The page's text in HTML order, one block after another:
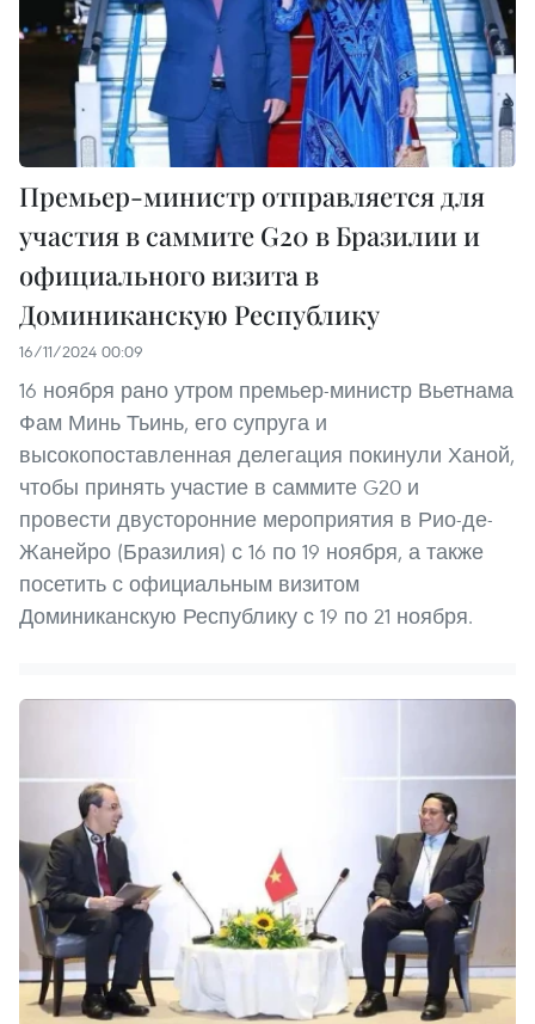
Премьер-министр отправляется для
участия в саммите G20 в Бразилии и
официального визита в
Доминиканскую Республику
16/11/2024 00:09
16 ноября рано утром премьер-министр Вьетнама
Фам Минь Тьинь, его супруга и
высокопоставленная делегация покинули Ханой,
чтобы принять участие в саммите G20 и
провести двусторонние мероприятия в Рио-де-
Жанейро (Бразилия) с 16 по 19 ноября, а также
посетить с официальным визитом
Доминиканскую Республику с 19 по 21 ноября.